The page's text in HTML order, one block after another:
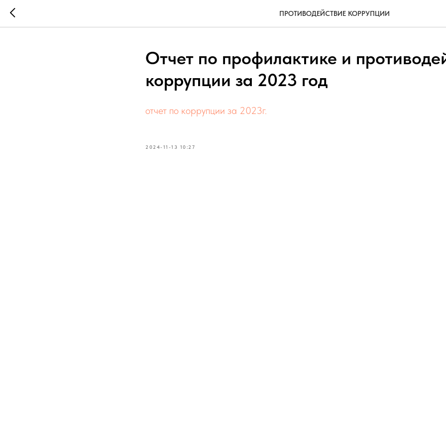
ПРОТИВОДЕЙСТВИЕ КОРРУПЦИИ
Отчет по профилактике и
коррупции за 2023 год
отчет по коррупции за 2023г.
2024-11-13 10:27